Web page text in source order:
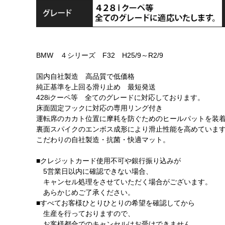
BMW ４シリーズ F32 H25/9～R2/9
国内自社製造 高品質で低価格
純正基準を上回る滑り止め 最短発送
428iクーペ等 全てのグレードに対応しております。
床面固定フックに対応の専用リング付き
運転席のカカト位置に摩耗を防ぐためのヒールパットを装着
裏面スパイクのエンボス成形により滑止性能を高めています
こだわりの自社製造・抗菌・快適マット。
■クレジットカード使用不可や銀行振り込みが
5営業日以内に確認できない場合、
キャンセル処理をさせていただく場合がございます。
あらかじめご了承ください。
■すべてお客様ひとりひとりの希望を確認してから
生産を行っておりますので、